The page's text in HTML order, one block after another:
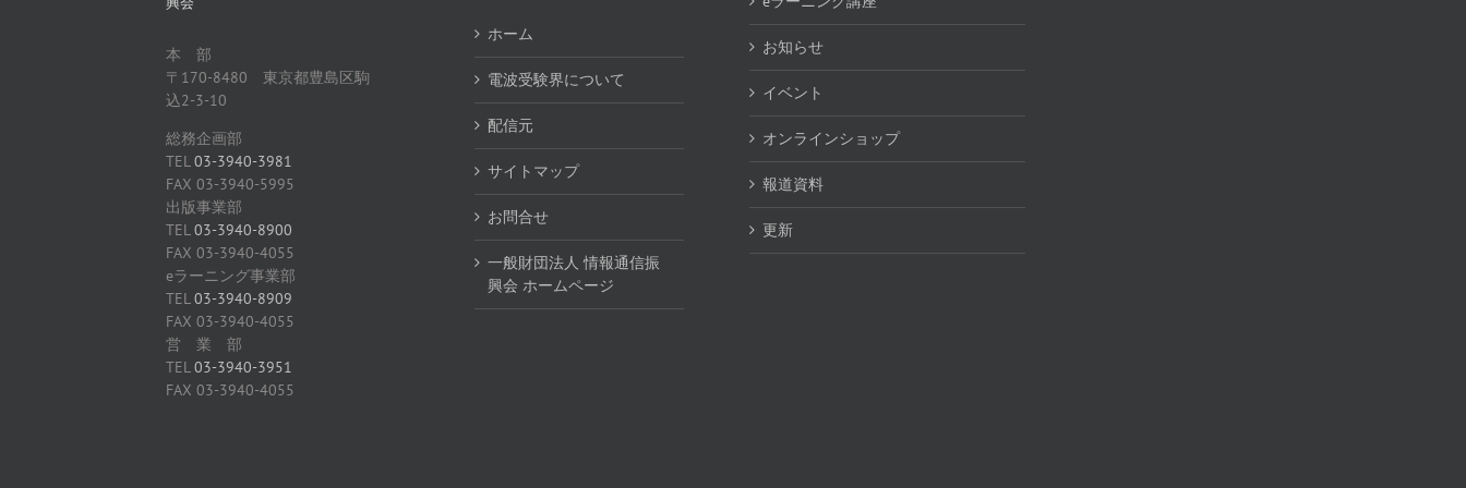
本 部
〒170-8480 東京都豊島区駒
込2-3-10
総務企画部
TEL03-3940-3981
FAX 03-3940-5995
出版事業部
TEL03-3940-8900
FAX 03-3940-4055
eラーニング事業部
TEL03-3940-8909
FAX 03-3940-4055
営 業 部
TEL03-3940-3951
FAX 03-3940-4055
ホーム
電波受験界について
配信元
サイトマップ
お問合せ
一般財団法人 情報通信振
興会 ホームページ
お知らせ
イベント
オンラインショップ
報道資料
更新